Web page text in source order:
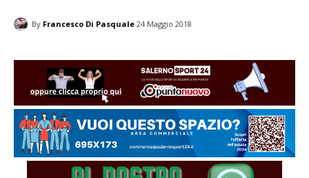
By Francesco Di Pasquale 24 Maggio 2018